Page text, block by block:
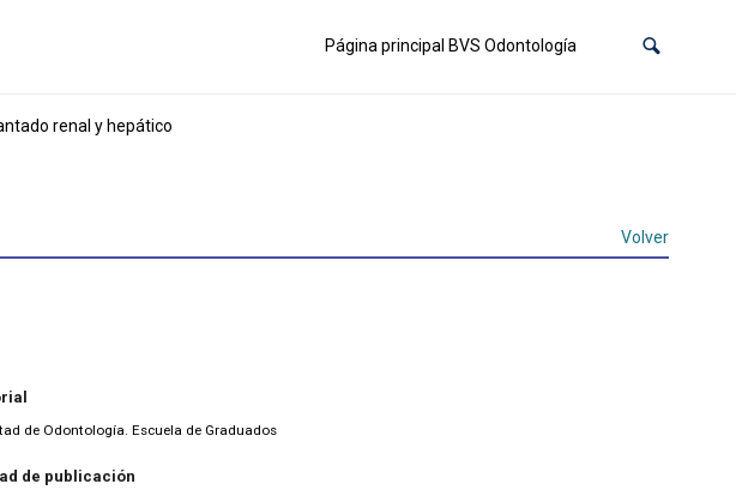
Página principal BVS Odontología
renal y hepático
Volver
de Odontología. Escuela de Graduados
de publicación